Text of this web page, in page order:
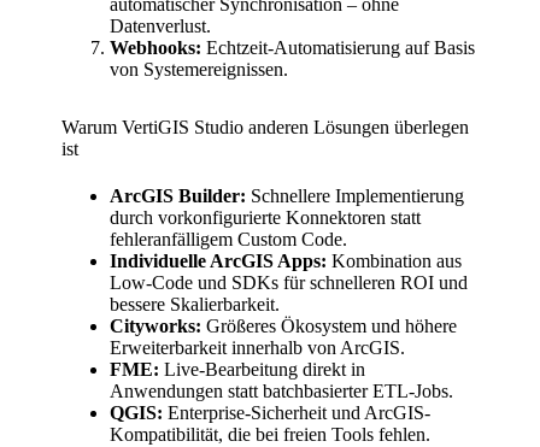
automatischer Synchronisation – ohne
Datenverlust.
Webhooks: Echtzeit-Automatisierung auf Basis
von Systemereignissen.
Warum VertiGIS Studio anderen Lösungen überlegen
ist
ArcGIS Builder: Schnellere Implementierung
durch vorkonfigurierte Konnektoren statt
fehleranfälligem Custom Code.
Individuelle ArcGIS Apps: Kombination aus
Low-Code und SDKs für schnelleren ROI und
bessere Skalierbarkeit.
Cityworks: Größeres Ökosystem und höhere
Erweiterbarkeit innerhalb von ArcGIS.
FME: Live-Bearbeitung direkt in
Anwendungen statt batchbasierter ETL-Jobs.
QGIS: Enterprise-Sicherheit und ArcGIS-
Kompatibilität, die bei freien Tools fehlen.